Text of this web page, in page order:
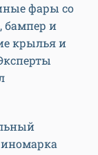
фары со
бампер и
крылья и